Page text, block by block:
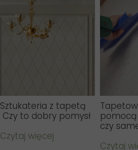
Sztukateria z tapetą
Czy to dobry pomysł
Czytaj więcej
czy
Czytaj